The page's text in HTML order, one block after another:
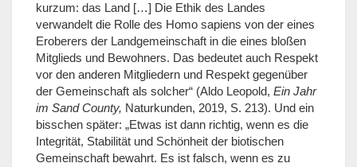
kurzum: das Land […] Die Ethik des Landes
verwandelt die Rolle des Homo sapiens von der eines
Eroberers der Landgemeinschaft in die eines bloßen
Mitglieds und Bewohners. Das bedeutet auch Respekt
vor den anderen Mitgliedern und Respekt gegenüber
der Gemeinschaft als solcher“ (Aldo Leopold, Ein Jahr
im Sand County, Naturkunden, 2019, S. 213). Und ein
bisschen später: „Etwas ist dann richtig, wenn es die
Integrität, Stabilität und Schönheit der biotischen
Gemeinschaft bewahrt. Es ist falsch, wenn es zu